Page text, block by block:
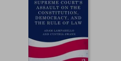
50% $ 236.651
$ 118.326